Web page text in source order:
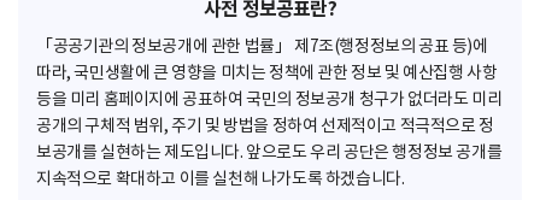
사전 정보공표란?
「공공기관의 정보공개에 관한 법률」 제7조(행정정보의 공표 등)에
따라, 국민생활에 큰 영향을 미치는 정책에 관한 정보 및 예산집행 사항
등을 미리 홈페이지에 공표하여 국민의 정보공개 청구가 없더라도 미리
공개의 구체적 범위, 주기 및 방법을 정하여 선제적이고 적극적으로 정
보공개를 실현하는 제도입니다. 앞으로도 우리 공단은 행정정보 공개를
지속적으로 확대하고 이를 실천해 나가도록 하겠습니다.